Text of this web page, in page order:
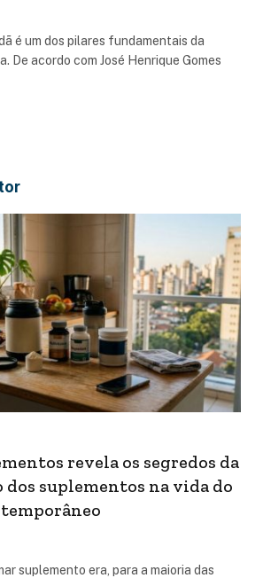
é um dos pilares fundamentais da
De acordo com José Henrique Gomes
revela os segredos da
dos suplementos na vida do
suplemento era, para a maioria das